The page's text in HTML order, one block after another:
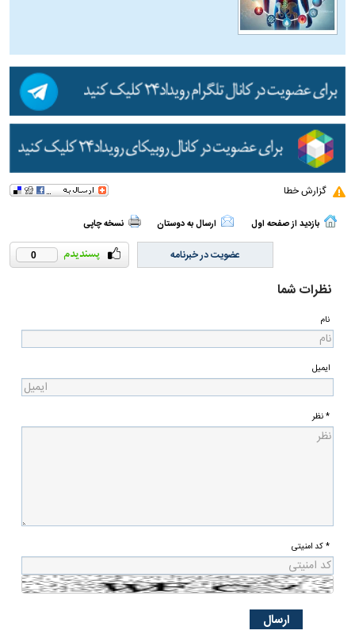
گزارش خطا
بازدید از صفحه اول ارسال به دوستان نسخه چاپی
0 عضویت در خبرنامه
نظرات شما
نام
ایمیل
* نظر
* کد امنیتی